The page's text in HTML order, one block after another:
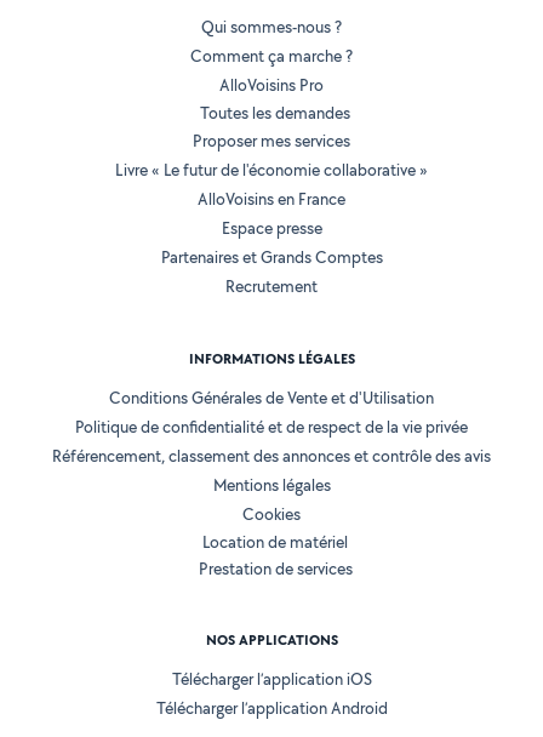
Qui sommes-nous ?
Comment ça marche ?
AlloVoisins Pro
Toutes les demandes
Proposer mes services
Livre « Le futur de l'économie collaborative »
AlloVoisins en France
Espace presse
Partenaires et Grands Comptes
Recrutement
INFORMATIONS LÉGALES
Conditions Générales de Vente et d'Utilisation
Politique de confidentialité et de respect de la vie privée
Référencement, classement des annonces et contrôle des avis
Mentions légales
Cookies
Location de matériel
Prestation de services
NOS APPLICATIONS
Télécharger l’application iOS
Télécharger l’application Android